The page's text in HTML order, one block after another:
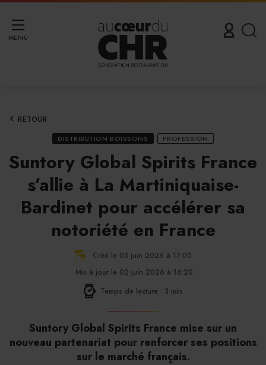
MENU
RETOUR
DISTRIBUTION BOISSONS PROFESSION
Suntory Global Spirits France
s’allie à La Martiniquaise-
Bardinet pour accélérer sa
notoriété en France
Créé le 03 juin 2026 à 17:00
Mis à jour le 02 juin 2026 à 16:20
Temps de lecture : 3 min
Suntory Global Spirits France mise sur un
nouveau partenariat pour renforcer ses positions
sur le marché français.